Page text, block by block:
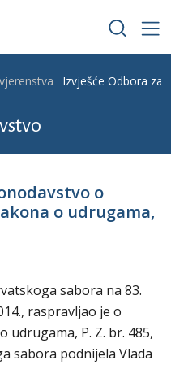
Izvješće Odbora za
o
o udrugama,
sabora na 83.
raspravljao je o
udrugama, P. Z. br. 485,
sabora podnijela Vlada